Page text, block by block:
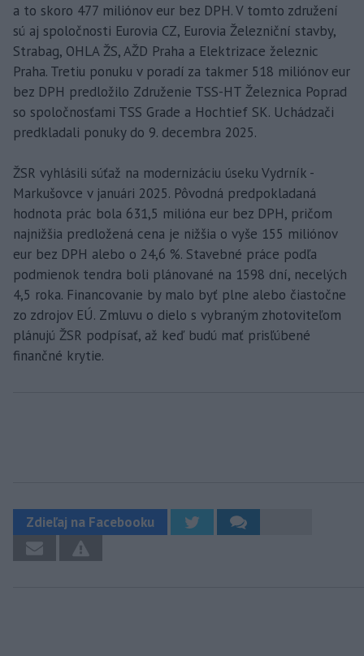
a to skoro 477 miliónov eur bez DPH. V tomto združení
sú aj spoločnosti Eurovia CZ, Eurovia Železniční stavby,
Strabag, OHLA ŽS, AŽD Praha a Elektrizace železnic
Praha. Tretiu ponuku v poradí za takmer 518 miliónov eur
bez DPH predložilo Združenie TSS-HT Železnica Poprad
so spoločnosťami TSS Grade a Hochtief SK. Uchádzači
predkladali ponuky do 9. decembra 2025.
ŽSR vyhlásili súťaž na modernizáciu úseku Vydrník -
Markušovce v januári 2025. Pôvodná predpokladaná
hodnota prác bola 631,5 milióna eur bez DPH, pričom
najnižšia predložená cena je nižšia o vyše 155 miliónov
eur bez DPH alebo o 24,6 %. Stavebné práce podľa
podmienok tendra boli plánované na 1598 dní, necelých
4,5 roka. Financovanie by malo byť plne alebo čiastočne
zo zdrojov EÚ. Zmluvu o dielo s vybraným zhotoviteľom
plánujú ŽSR podpísať, až keď budú mať prisľúbené
finančné krytie.
Zdieľaj na Facebooku